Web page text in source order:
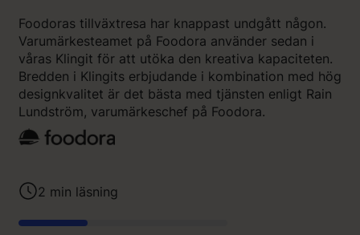
Foodoras tillväxtresa har knappast undgått någon.
Varumärkesteamet på Foodora använder sedan i
våras Klingit för att utöka den kreativa kapaciteten.
Bredden i Klingits erbjudande i kombination med hög
designkvalitet är det bästa med tjänsten enligt Rain
Lundström, varumärkeschef på Foodora.
2 min läsning